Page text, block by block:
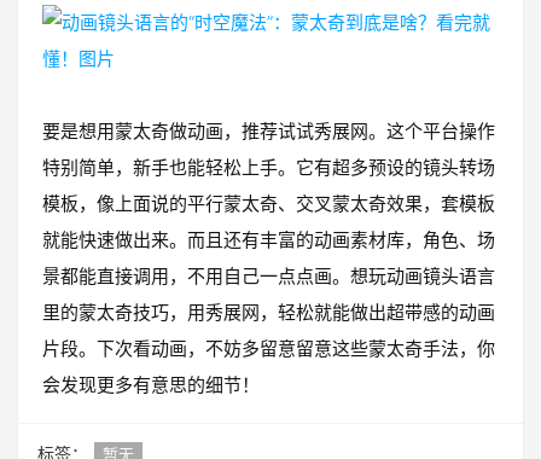
要是想用蒙太奇做动画，推荐试试秀展网。这个平台操作
特别简单，新手也能轻松上手。它有超多预设的镜头转场
模板，像上面说的平行蒙太奇、交叉蒙太奇效果，套模板
就能快速做出来。而且还有丰富的动画素材库，角色、场
景都能直接调用，不用自己一点点画。想玩动画镜头语言
里的蒙太奇技巧，用秀展网，轻松就能做出超带感的动画
片段。下次看动画，不妨多留意留意这些蒙太奇手法，你
会发现更多有意思的细节！
标签： 暂无